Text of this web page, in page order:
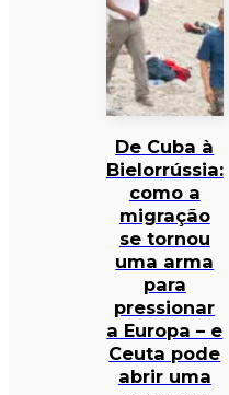
De Cuba à
Bielorrússia:
como a
migração
se tornou
uma arma
para
pressionar
a Europa – e
Ceuta pode
abrir uma